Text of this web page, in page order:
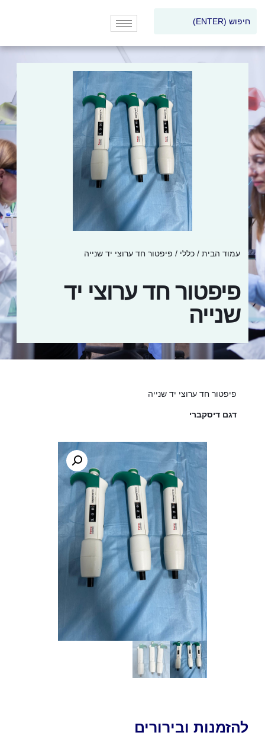
עמוד הבית / כללי / פיפטור חד ערוצי יד שנייה
פיפטור חד ערוצי יד
שנייה
פיפטור חד ערוצי יד שנייה
דגם דיסקברי
להזמנות ובירורים